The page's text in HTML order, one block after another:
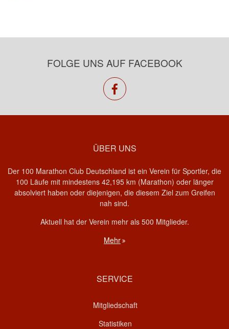
FOLGE UNS AUF FACEBOOK
facebook
ÜBER UNS
Der 100 Marathon Club Deutschland ist ein Verein für Sportler, die
100 Läufe mit mindestens 42,195 km (Marathon) oder länger
absolviert haben oder diejenigen, die diesem Ziel zum Greifen
nah sind.
Aktuell hat der Verein mehr als 500 Mitglieder.
Mehr
SERVICE
Mitgliedschaft
Statistiken